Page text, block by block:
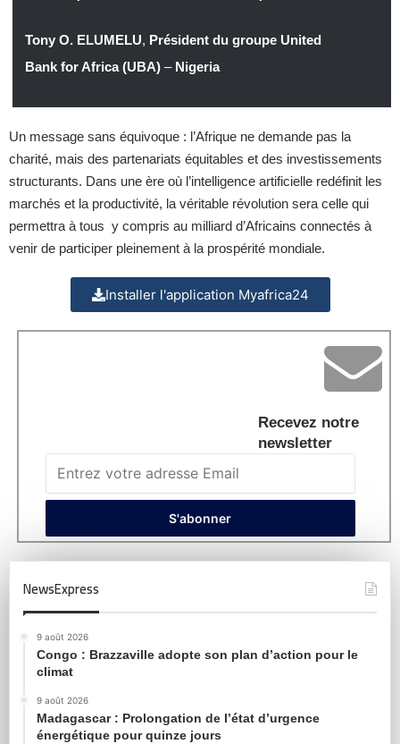
Tony O. ELUMELU, Président du groupe United
Bank for Africa (UBA)– Nigeria
Un message sans équivoque : l’Afrique ne demande pas la
charité, mais des partenariats équitables et des investissements
structurants. Dans une ère où l’intelligence artificielle redéfinit les
marchés et la productivité, la véritable révolution sera celle qui
permettra à tous y compris au milliard d’Africains connectés à
venir de participer pleinement à la prospérité mondiale.
Installer l'application Myafrica24
Recevez notre
newsletter
NewsExpress
9 août 2026
Congo : Brazzaville adopte son plan d’action pour le
climat
9 août 2026
Madagascar : Prolongation de l’état d’urgence
énergétique pour quinze jours